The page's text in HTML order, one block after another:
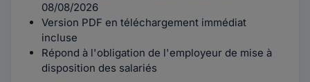
08/08/2026
Version PDF en téléchargement immédiat
incluse
Répond à l'obligation de l'employeur de mise à
disposition des salariés